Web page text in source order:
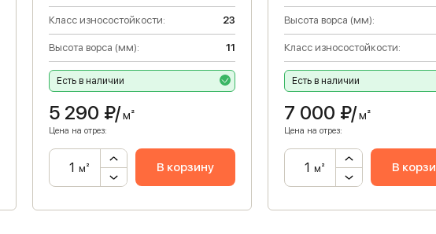
Класс износостойкости: 23
Высота ворса (мм): 11
Есть в наличии
5 290 ₽/м²
Цена на отрез:
м² В корзину
Высота ворса (мм):
Класс износостойкости:
Есть в наличии
7 000 ₽/м²
Цена на отрез:
м² В